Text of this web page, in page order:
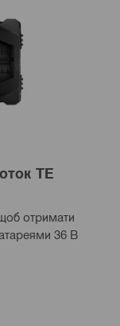
TE
отримати
36 В